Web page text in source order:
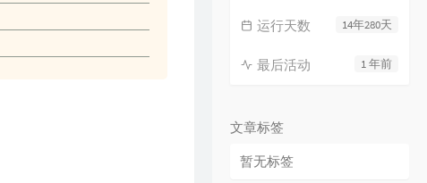
14年280天
运行天数
1 年前
最后活动
文章标签
暂无标签